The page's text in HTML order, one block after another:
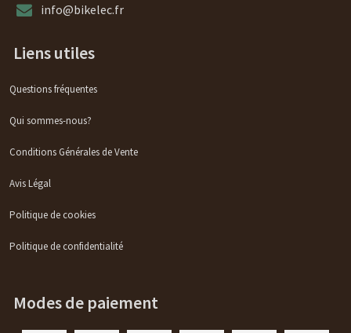
info@bikelec.fr
Liens utiles
Questions fréquentes
Qui sommes-nous?
Conditions Générales de Vente
Avis Légal
Politique de cookies
Politique de confidentialité
Modes de paiement